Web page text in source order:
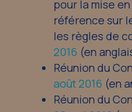
pour la mise
référence sur
les règles de
2016 (en
Réunion du
août 2016 (en
Réunion du